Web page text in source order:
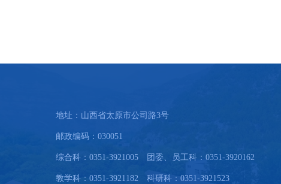
地址：山西省太原市公司路3号
邮政编码：030051
综合科：0351-3921005 团委、员工科：0351-3920162
教学科：0351-3921182 科研科：0351-3921523